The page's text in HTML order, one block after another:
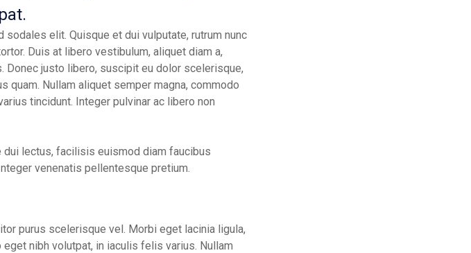
sodales elit. Quisque et dui vulputate, rutrum nunc
Duis at libero vestibulum, aliquet diam a,
Donec justo libero, suscipit eu dolor scelerisque,
quam. Nullam aliquet semper magna, commodo
tincidunt. Integer pulvinar ac libero non
dui lectus, facilisis euismod diam faucibus
venenatis pellentesque pretium.
purus scelerisque vel. Morbi eget lacinia ligula,
nibh volutpat, in iaculis felis varius. Nullam